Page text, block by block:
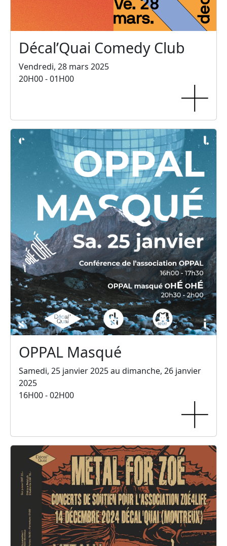
Décal’Quai Comedy Club
Vendredi, 28 mars 2025
20H00 - 01H00
OPPAL Masqué
Samedi, 25 janvier 2025 au dimanche, 26 janvier
2025
16H00 - 02H00